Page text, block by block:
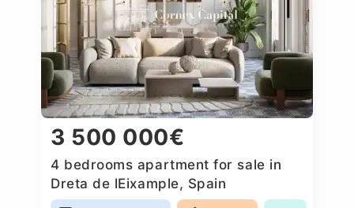
3 500 000€
4 bedrooms apartment for sale in
Dreta de lEixample, Spain